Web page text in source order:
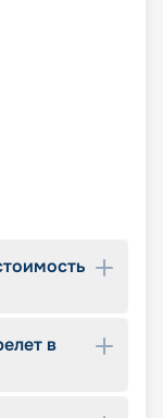
в